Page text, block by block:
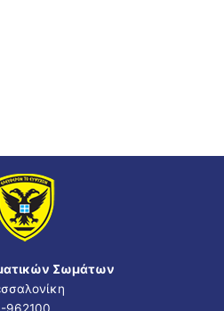
Σωμάτων
962100